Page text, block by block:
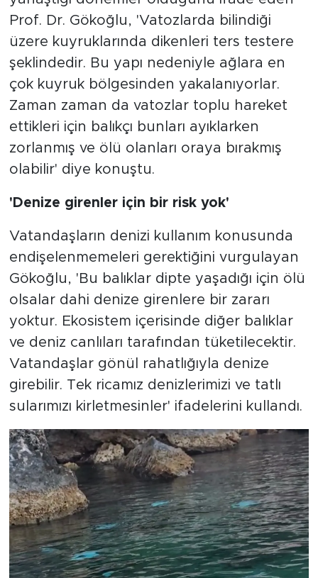
Prof. Dr. Gökoğlu, 'Vatozlarda bilindiği
üzere kuyruklarında dikenleri ters testere
şeklindedir. Bu yapı nedeniyle ağlara en
çok kuyruk bölgesinden yakalanıyorlar.
Zaman zaman da vatozlar toplu hareket
ettikleri için balıkçı bunları ayıklarken
zorlanmış ve ölü olanları oraya bırakmış
olabilir' diye konuştu.
'Denize girenler için bir risk yok'
Vatandaşların denizi kullanım konusunda
endişelenmemeleri gerektiğini vurgulayan
Gökoğlu, 'Bu balıklar dipte yaşadığı için ölü
olsalar dahi denize girenlere bir zararı
yoktur. Ekosistem içerisinde diğer balıklar
ve deniz canlıları tarafından tüketilecektir.
Vatandaşlar gönül rahatlığıyla denize
girebilir. Tek ricamız denizlerimizi ve tatlı
sularımızı kirletmesinler' ifadelerini kullandı.